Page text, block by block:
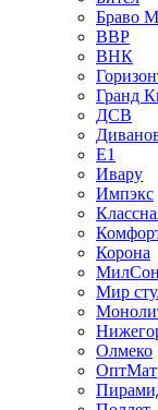
Браво
ВВР
ВНК
Гранд
ДСВ
Е1
Ивару
Импэкс
Корона
МилСон
Мир
Олмеко